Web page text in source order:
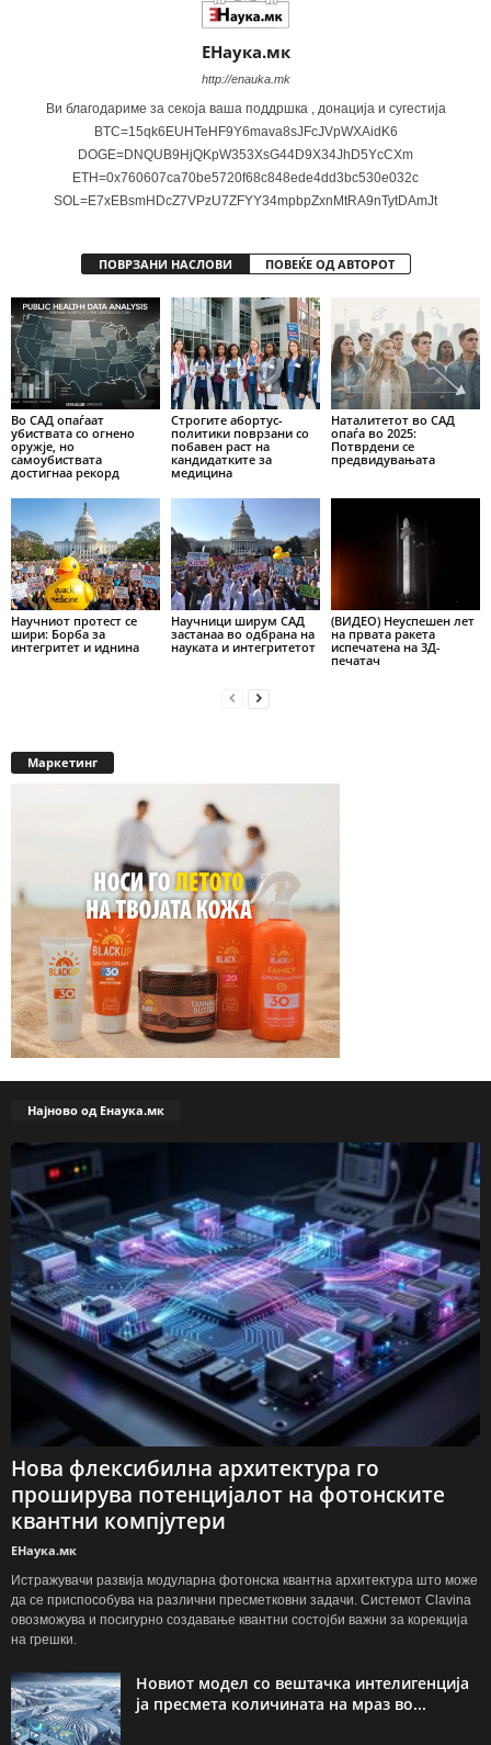
ЕНаука.мк
http://enauka.mk
Ви благодариме за секоја ваша поддршка , донација и сугестија
BTC=15qk6EUHTeHF9Y6mava8sJFcJVpWXAidK6
DOGE=DNQUB9HjQKpW353XsG44D9X34JhD5YcCXm
ETH=0x760607ca70be5720f68c848ede4dd3bc530e032c
SOL=E7xEBsmHDcZ7VPzU7ZFYY34mpbpZxnMtRA9nTytDAmJt
ПОВРЗАНИ НАСЛОВИ ПОВЕЌЕ ОД АВТОРОТ
Во САД опаѓаат
убиствата со огнено
оружје, но
самоубиствата
достигнаа рекорд
Строгите абортус-
политики поврзани со
побавен раст на
кандидатките за
медицина
Наталитетот во САД
опаѓа во 2025:
Потврдени се
предвидувањата
Научниот протест се
шири: Борба за
интегритет и иднина
Научници ширум САД
застанаа во одбрана на
науката и интегритетот
(ВИДЕО) Неуспешен лет
на првата ракета
испечатена на 3Д-
печатач
Маркетинг
Најново од Енаука.мк
Нова флексибилна архитектура го
проширува потенцијалот на фотонските
квантни компјутери
ЕНаука.мк
Истражувачи развија модуларна фотонска квантна архитектура што може
да се приспособува на различни пресметковни задачи. Системот Clavina
овозможува и посигурно создавање квантни состојби важни за корекција
на грешки.
Новиот модел со вештачка интелигенција
ја пресмета количината на мраз во...